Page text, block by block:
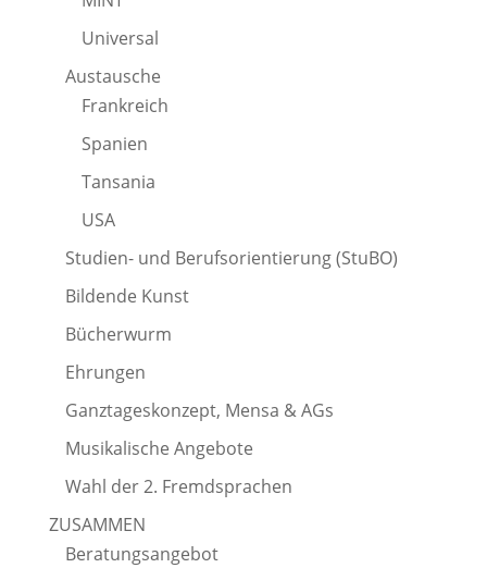
Universal
Austausche
Frankreich
Spanien
Tansania
USA
Studien- und Berufsorientierung (StuBO)
Bildende Kunst
Bücherwurm
Ehrungen
Ganztageskonzept, Mensa & AGs
Musikalische Angebote
Wahl der 2. Fremdsprachen
ZUSAMMEN
Beratungsangebot